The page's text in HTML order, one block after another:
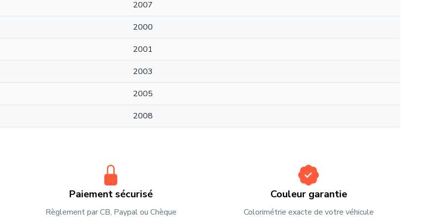
2007
2000
2001
2003
2005
2008
Paiement sécurisé
Règlement par CB, Paypal ou Chèque
Couleur garantie
Colorimétrie exacte de votre véhicule